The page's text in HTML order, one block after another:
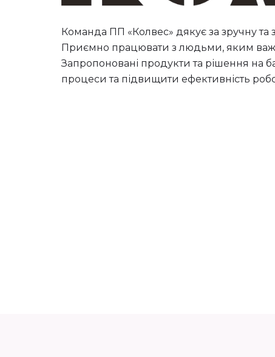
Команда ПП «Колвес» дякує за зручну
Приємно працювати з людьми, яким
Запропоновані продукти та рішення на
процеси та підвищити ефективність